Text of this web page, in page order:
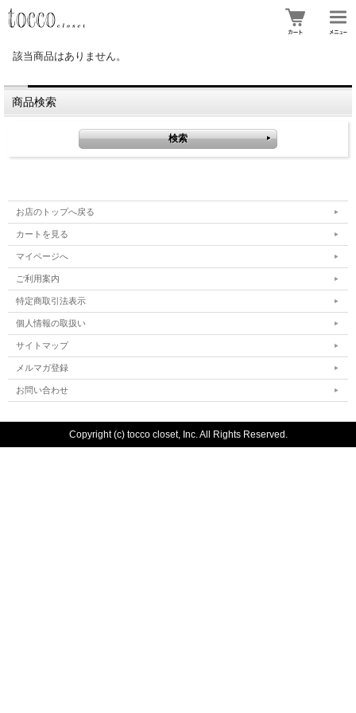
該当商品はありません。
商品検索
お店のトップへ戻る
カートを見る
マイページへ
ご利用案内
特定商取引法表示
個人情報の取扱い
サイトマップ
メルマガ登録
お問い合わせ
Copyright (c) tocco closet, Inc. All Rights Reserved.